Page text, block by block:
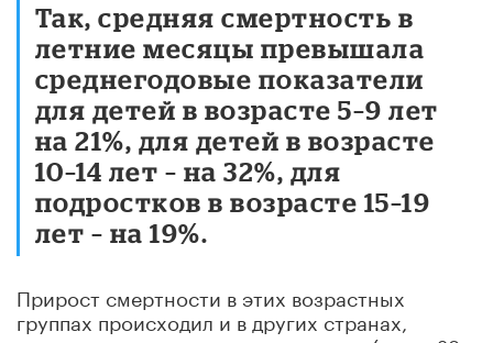
Так, средняя смертность в
летние месяцы превышала
среднегодовые показатели
для детей в возрасте 5–9 лет
на 21%, для детей в возрасте
10–14 лет – на 32%, для
подростков в возрасте 15–19
лет – на 19%.
Прирост смертности в этих возрастных
группах происходил и в других странах,